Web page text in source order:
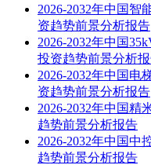
2026-2032年中国智
资趋势前景分析报告
2026-2032年中国
投资趋势前景分析
2026-2032年中国电
资趋势前景分析报告
2026-2032年中国精
趋势前景分析报告
2026-2032年中国中
趋势前景分析报告